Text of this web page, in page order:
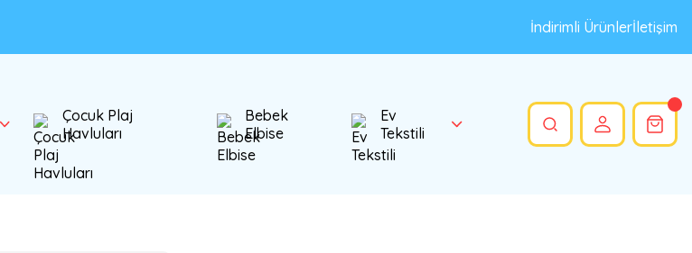
İndirimli Ürünlerİletişim
Çocuk Plaj
Havluları
Bebek
Elbise
Ev
Tekstili